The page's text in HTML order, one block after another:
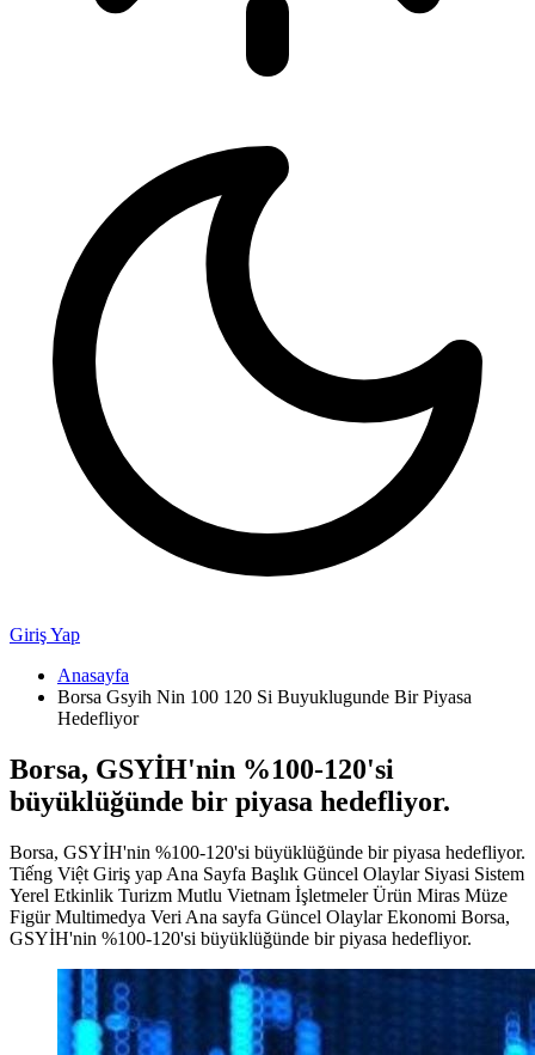
Giriş Yap
Anasayfa
Borsa Gsyih Nin 100 120 Si Buyuklugunde Bir Piyasa
Hedefliyor
Borsa, GSYİH'nin %100-120'si
büyüklüğünde bir piyasa hedefliyor.
Borsa, GSYİH'nin %100-120'si büyüklüğünde bir piyasa hedefliyor.
Tiếng Việt Giriş yap Ana Sayfa Başlık Güncel Olaylar Siyasi Sistem
Yerel Etkinlik Turizm Mutlu Vietnam İşletmeler Ürün Miras Müze
Figür Multimedya Veri Ana sayfa Güncel Olaylar Ekonomi Borsa,
GSYİH'nin %100-120'si büyüklüğünde bir piyasa hedefliyor.